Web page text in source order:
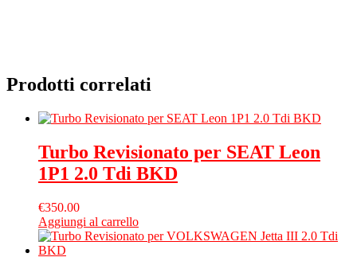
Prodotti correlati
Turbo Revisionato per SEAT Leon
1P1 2.0 Tdi BKD
€350.00
Aggiungi al carrello